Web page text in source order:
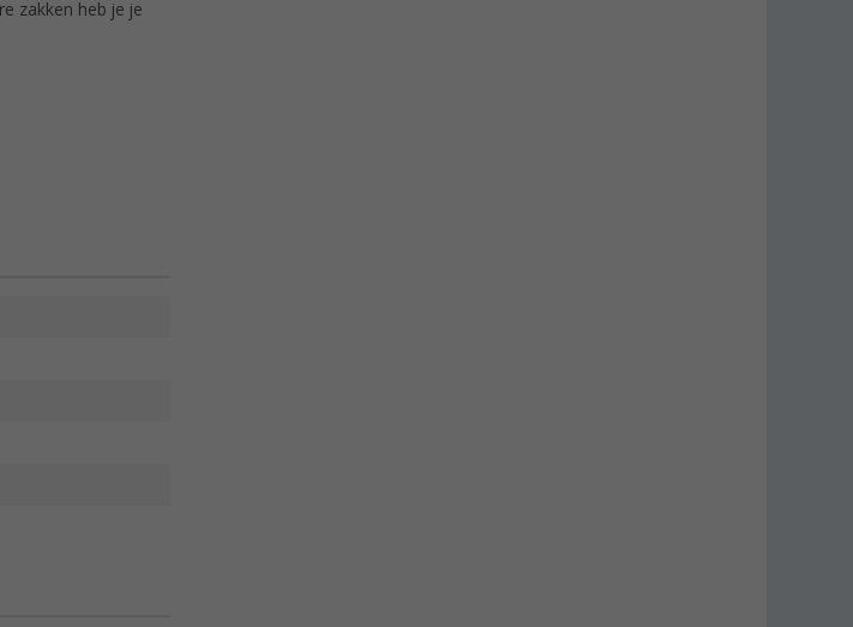
zakken heb je je